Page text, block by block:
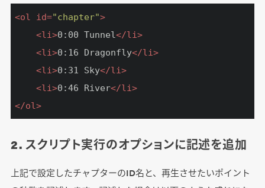
<ol id="chapter">
<li>0:00 Tunnel</li>
<li>0:16 Dragonfly</li>
<li>0:31 Sky</li>
<li>0:46 River</li>
</ol>
2. スクリプト実行のオプションに記述を追加
上記で設定したチャプターのID名と、再生させたいポイント